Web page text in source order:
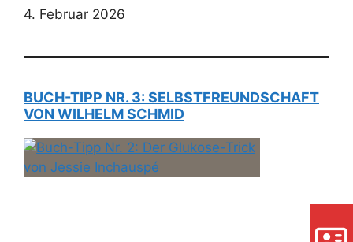
4. Februar 2026
BUCH-TIPP NR. 3: SELBSTFREUNDSCHAFT
VON WILHELM SCHMID